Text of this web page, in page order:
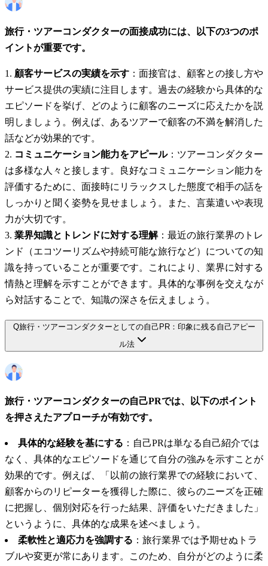
旅行・ツアーコンダクターの面接成功には、以下の3つのポ
イントが重要です。
顧客サービスの実績を示す ：面接官は、顧客との接し方や
サービス提供の実績に注目します。過去の経験から具体的な
エピソードを挙げ、どのように顧客のニーズに応えたかを説
明しましょう。例えば、あるツアーで顧客の不満を解消した
話などが効果的です。
コミュニケーション能力をアピール：ツアーコンダクター
は多様な人々と接します。良好なコミュニケーション能力を
評価するために、面接時にリラックスした態度で相手の話を
しっかりと聞く姿勢を見せましょう。また、言葉遣いや表現
力が大切です。
業界知識とトレンドに対する理解：最近の旅行業界のトレ
ンド（エコツーリズムや持続可能な旅行など）についての知
識を持っていることが重要です。これにより、業界に対する
情熱と理解を示すことができます。具体的な事例を交えなが
ら対話することで、知識の深さを伝えましょう。
Q旅行・ツアーコンダクターとしての自己PR：印象に残る自己アピー
ル法
旅行・ツアーコンダクターの自己PRでは、以下のポイント
を押さえたアプローチが有効です。
具体的な経験を基にする ：自己PRは単なる自己紹介では
なく、具体的なエピソードを通じて自分の強みを示すことが
効果的です。例えば、「以前の旅行業界での経験において、
顧客からのリピーターを獲得した際に、彼らのニーズを正確
に把握し、個別対応を行った結果、評価をいただきました」
というように、具体的な成果を述べましょう。
柔軟性と適応力を強調する ：旅行業界では予期せぬトラ
ブルや変更が常にあります。このため、自分がどのように柔